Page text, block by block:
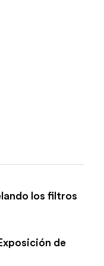
los filtros
de